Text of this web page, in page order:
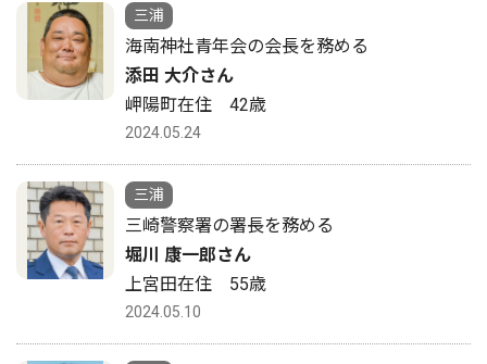
三浦
海南神社青年会の会長を務める
添田 大介さん
岬陽町在住 42歳
2024.05.24
三浦
三崎警察署の署長を務める
堀川 康一郎さん
上宮田在住 55歳
2024.05.10